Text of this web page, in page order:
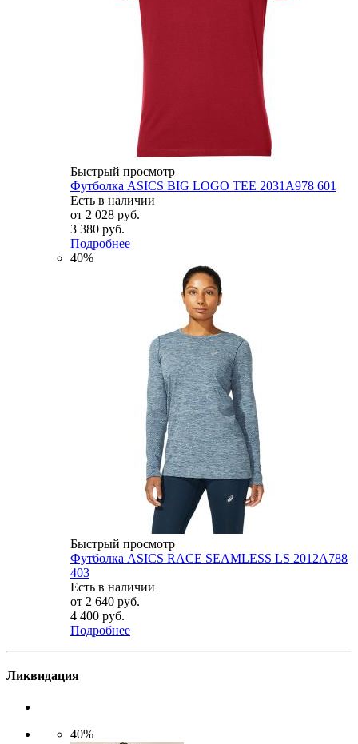
Быстрый просмотр
Футболка ASICS BIG LOGO TEE 2031A978 601
Есть в наличии
от 2 028 руб.
3 380 руб.
Подробнее
40%
Быстрый просмотр
Футболка ASICS RACE SEAMLESS LS 2012A788
403
Есть в наличии
от 2 640 руб.
4 400 руб.
Подробнее
Ликвидация
40%